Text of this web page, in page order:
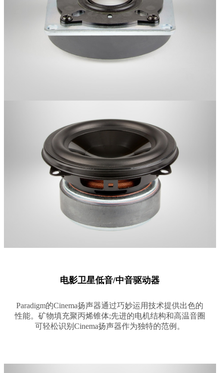
电影卫星低音/中音驱动器
Paradigm的Cinema扬声器通过巧妙运用技术提供出色的
性能。矿物填充聚丙烯锥体;先进的电机结构和高温音圈
可轻松识别Cinema扬声器作为独特的范例。